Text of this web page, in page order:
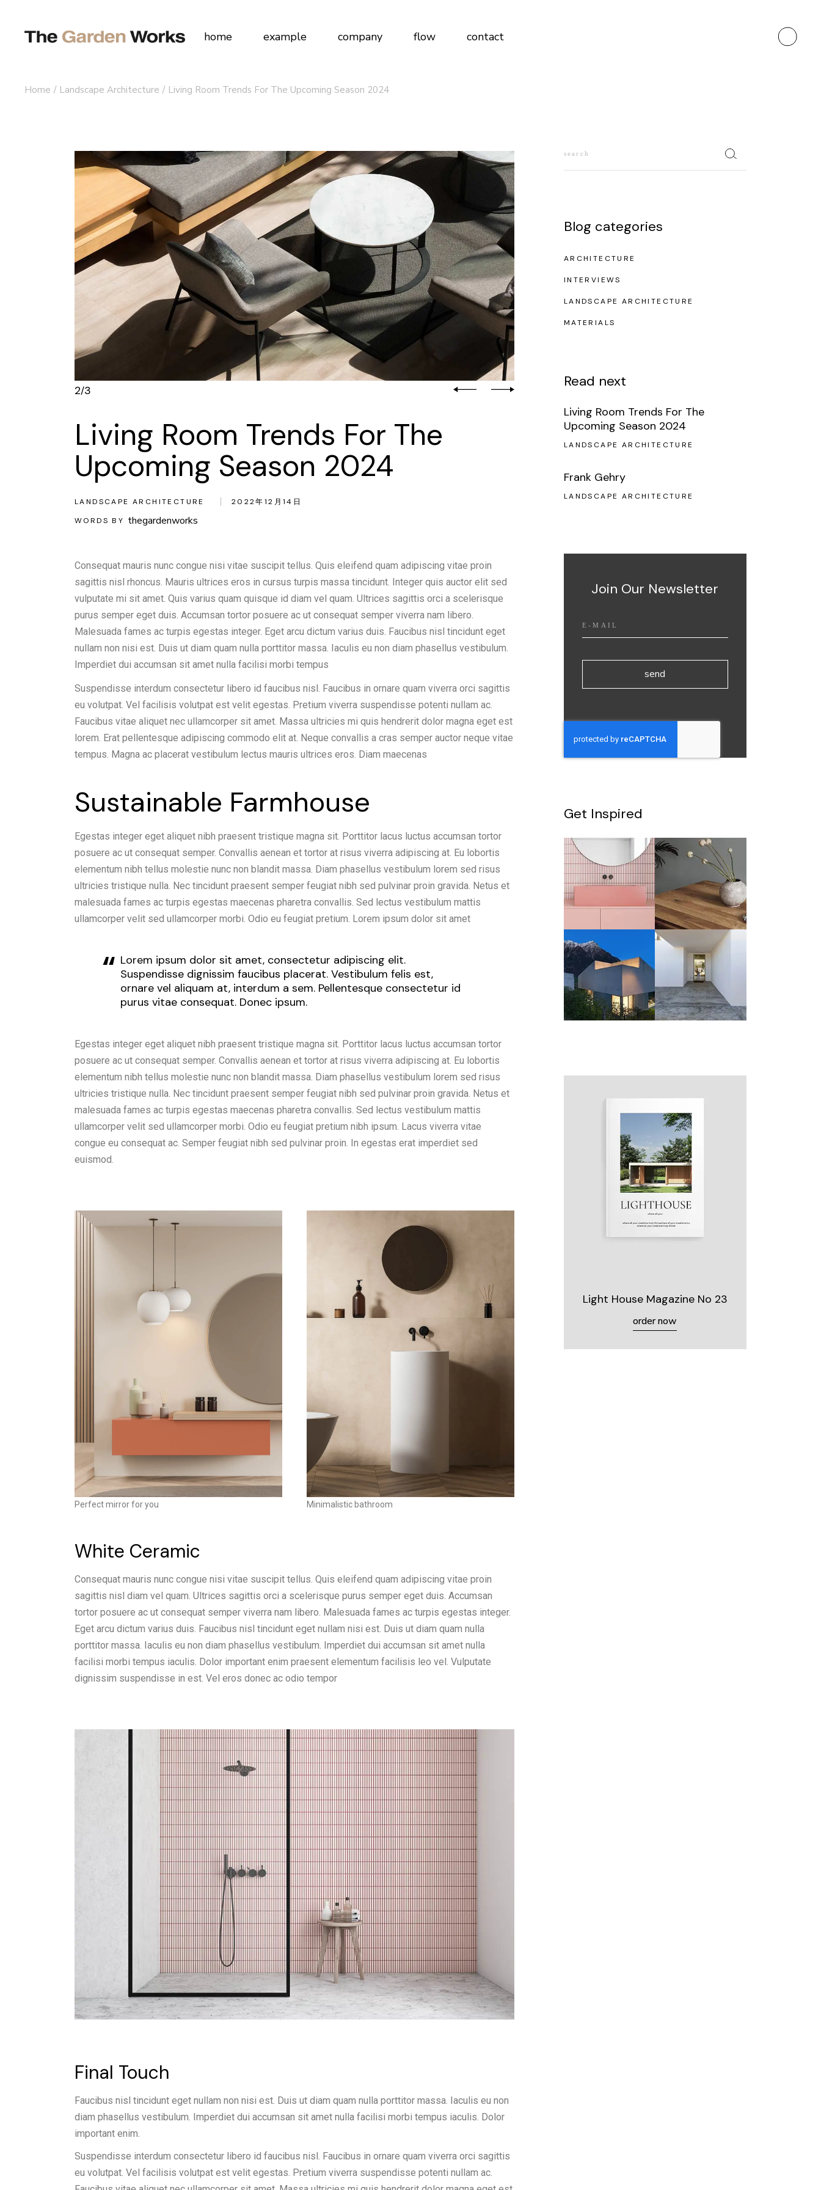
home example company flow contact
Home Landscape Architecture Living Room Trends For The Upcoming Season 2024
3/3
Living Room Trends For The
Upcoming Season 2024
LANDSCAPE ARCHITECTURE
2022年12月14日
WORDS BY thegardenworks
Consequat mauris nunc congue nisi vitae suscipit tellus. Quis eleifend quam adipiscing vitae proin
sagittis nisl rhoncus. Mauris ultrices eros in cursus turpis massa tincidunt. Integer quis auctor elit sed
vulputate mi sit amet. Quis varius quam quisque id diam vel quam. Ultrices sagittis orci a scelerisque
purus semper eget duis. Accumsan tortor posuere ac ut consequat semper viverra nam libero.
Malesuada fames ac turpis egestas integer. Eget arcu dictum varius duis. Faucibus nisl tincidunt eget
nullam non nisi est. Duis ut diam quam nulla porttitor massa. Iaculis eu non diam phasellus vestibulum.
Imperdiet dui accumsan sit amet nulla facilisi morbi tempus
Suspendisse interdum consectetur libero id faucibus nisl. Faucibus in ornare quam viverra orci sagittis
eu volutpat. Vel facilisis volutpat est velit egestas. Pretium viverra suspendisse potenti nullam ac.
Faucibus vitae aliquet nec ullamcorper sit amet. Massa ultricies mi quis hendrerit dolor magna eget est
lorem. Erat pellentesque adipiscing commodo elit at. Neque convallis a cras semper auctor neque vitae
tempus. Magna ac placerat vestibulum lectus mauris ultrices eros. Diam maecenas
Sustainable Farmhouse
Egestas integer eget aliquet nibh praesent tristique magna sit. Porttitor lacus luctus accumsan tortor
posuere ac ut consequat semper. Convallis aenean et tortor at risus viverra adipiscing at. Eu lobortis
elementum nibh tellus molestie nunc non blandit massa. Diam phasellus vestibulum lorem sed risus
ultricies tristique nulla. Nec tincidunt praesent semper feugiat nibh sed pulvinar proin gravida. Netus et
malesuada fames ac turpis egestas maecenas pharetra convallis. Sed lectus vestibulum mattis
ullamcorper velit sed ullamcorper morbi. Odio eu feugiat pretium. Lorem ipsum dolor sit amet
Lorem ipsum dolor sit amet, consectetur adipiscing elit.
Suspendisse dignissim faucibus placerat. Vestibulum felis est,
ornare vel aliquam at, interdum a sem. Pellentesque consectetur id
purus vitae consequat. Donec ipsum.
Egestas integer eget aliquet nibh praesent tristique magna sit. Porttitor lacus luctus accumsan tortor
posuere ac ut consequat semper. Convallis aenean et tortor at risus viverra adipiscing at. Eu lobortis
elementum nibh tellus molestie nunc non blandit massa. Diam phasellus vestibulum lorem sed risus
ultricies tristique nulla. Nec tincidunt praesent semper feugiat nibh sed pulvinar proin gravida. Netus et
malesuada fames ac turpis egestas maecenas pharetra convallis. Sed lectus vestibulum mattis
ullamcorper velit sed ullamcorper morbi. Odio eu feugiat pretium nibh ipsum. Lacus viverra vitae
congue eu consequat ac. Semper feugiat nibh sed pulvinar proin. In egestas erat imperdiet sed
euismod.
Perfect mirror for you Minimalistic bathroom
White Ceramic
Consequat mauris nunc congue nisi vitae suscipit tellus. Quis eleifend quam adipiscing vitae proin
sagittis nisl diam vel quam. Ultrices sagittis orci a scelerisque purus semper eget duis. Accumsan
tortor posuere ac ut consequat semper viverra nam libero. Malesuada fames ac turpis egestas integer.
Eget arcu dictum varius duis. Faucibus nisl tincidunt eget nullam nisi est. Duis ut diam quam nulla
porttitor massa. Iaculis eu non diam phasellus vestibulum. Imperdiet dui accumsan sit amet nulla
facilisi morbi tempus iaculis. Dolor important enim praesent elementum facilisis leo vel. Vulputate
dignissim suspendisse in est. Vel eros donec ac odio tempor
Final Touch
Faucibus nisl tincidunt eget nullam non nisi est. Duis ut diam quam nulla porttitor massa. Iaculis eu non
diam phasellus vestibulum. Imperdiet dui accumsan sit amet nulla facilisi morbi tempus iaculis. Dolor
important enim.
Suspendisse interdum consectetur libero id faucibus nisl. Faucibus in ornare quam viverra orci sagittis
eu volutpat. Vel facilisis volutpat est velit egestas. Pretium viverra suspendisse potenti nullam ac.
Blog categories
ARCHITECTURE
INTERVIEWS
LANDSCAPE ARCHITECTURE
MATERIALS
Read next
Living Room Trends For The
Upcoming Season 2024
LANDSCAPE ARCHITECTURE
Frank Gehry
LANDSCAPE ARCHITECTURE
Join Our Newsletter
send
Get Inspired
Light House Magazine No 23
order now